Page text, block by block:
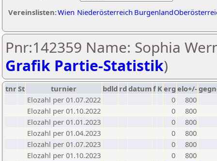
Vereinslisten:Wien Niederösterreich Burgenland
Pnr:142359 Name: Sophia
Grafik Partie-Statistik)
tnrSt turnier bdld rd datumf Kerg elo+/-
Elozahl per 01.07.2022
0
800
Elozahl per 01.10.2022
0
800
Elozahl per 01.01.2023
0
800
Elozahl per 01.04.2023
0
800
Elozahl per 01.07.2023
0
800
Elozahl per 01.10.2023
0
800